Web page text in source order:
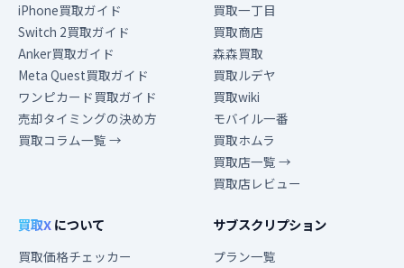
iPhone買取ガイド
Switch 2買取ガイド
Anker買取ガイド
Meta Quest買取ガイド
ワンピカード買取ガイド
売却タイミングの決め方
買取コラム一覧 →
買取一丁目
買取商店
森森買取
買取ルデヤ
買取wiki
モバイル一番
買取ホムラ
買取店一覧 →
買取店レビュー
買取Xについて
買取価格チェッカー
サブスクリプション
プラン一覧